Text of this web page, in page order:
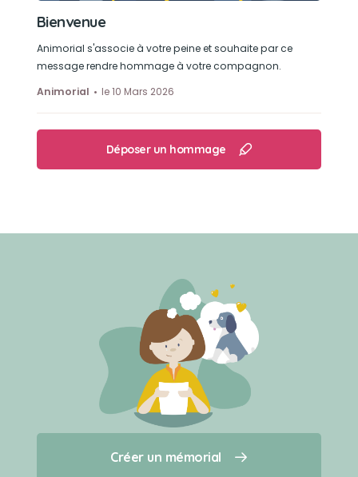
Créer un mémorial
Qui sommes-nous ?
Bienvenue
Animorial s'associe à votre peine et souhaite par ce
message rendre hommage à votre compagnon.
Animorial
le 10 Mars 2026
Déposer un hommage
Créer un mémorial